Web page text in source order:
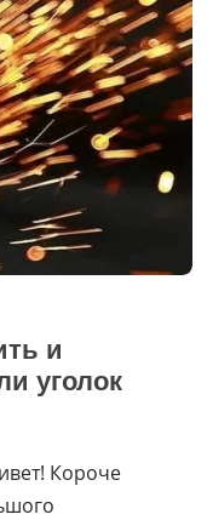
и
уголок
Короче